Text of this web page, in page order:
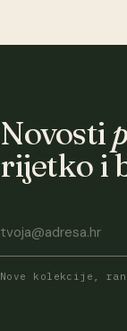
Novosti
rijetko i
Nove kolekcije,